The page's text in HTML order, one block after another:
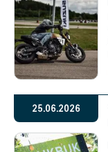
25.06.2026